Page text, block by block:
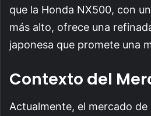
que la Honda NX500, con
más alto, ofrece una
japonesa que promete una
Contexto del
Actualmente, el mercado